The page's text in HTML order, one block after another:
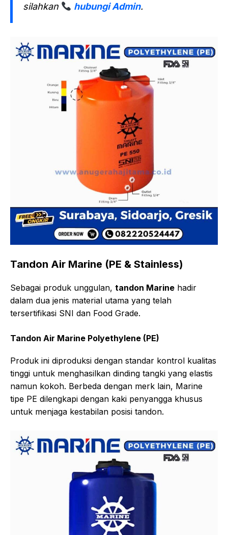
silahkan hubungi Admin.
Tandon Air Marine (PE & Stainless)
Sebagai produk unggulan, tandon Marine hadir
dalam dua jenis material utama yang telah
tersertifikasi SNI dan Food Grade.
Tandon Air Marine Polyethylene (PE)
Produk ini diproduksi dengan standar kontrol kualitas
tinggi untuk menghasilkan dinding tangki yang elastis
namun kokoh. Berbeda dengan merk lain, Marine
tipe PE dilengkapi dengan kaki penyangga khusus
untuk menjaga kestabilan posisi tandon.